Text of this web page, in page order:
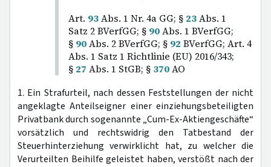
Art. 93Abs. 1 Nr. 4a GG; § 23Abs. 1
Satz 2 BVerfGG; § 90Abs. 1 BVerfGG;
§ 90Abs. 2 BVerfGG; § 92 BVerfGG; Art. 4
Abs. 1 Satz 1 Richtlinie (EU) 2016/343;
§ 27 Abs. 1 StGB; § 370AO
1. Ein Strafurteil, nach dessen Feststellungen der nicht
angeklagte Anteilseigner einer einziehungsbeteiligten
Privatbank durch sogenannte „Cum-Ex-Aktiengeschäfte“
vorsätzlich und rechtswidrig den Tatbestand der
Steuerhinterziehung verwirklicht hat, zu welcher die
Verurteilten Beihilfe geleistet haben, verstößt nach der